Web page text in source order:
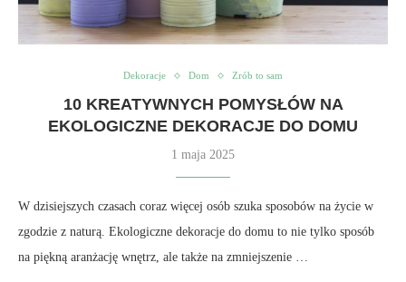
Dekoracje Dom Zrób to sam
10 KREATYWNYCH POMYSŁÓW NA
EKOLOGICZNE DEKORACJE DO DOMU
1 maja 2025
W dzisiejszych czasach coraz więcej osób szuka sposobów na życie w
zgodzie z naturą. Ekologiczne dekoracje do domu to nie tylko sposób
na piękną aranżację wnętrz, ale także na zmniejszenie …